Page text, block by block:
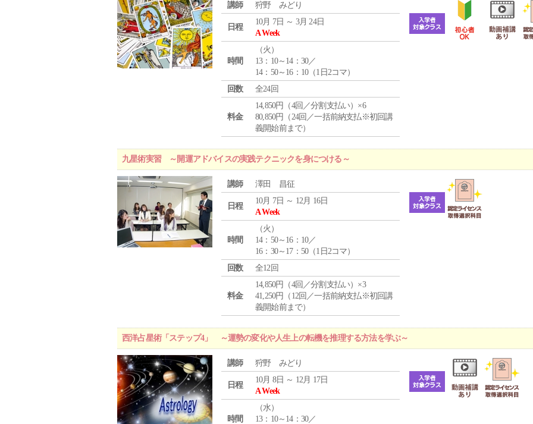
講師 狩野 みどり
日程
10月 7日 ～ 3月 24日
A Week
時間
（火 ）
13：10～14：30／
14：50～16：10（1日2コマ）
回数
全24回
料金
14,850円（4回／分割支払い）×6
80,850円（24回／一括前納支払※初回講
義開始前まで）
九星術実習 ～開運アドバイスの実践テクニックを身につける～
講師 澤田 昌征
日程
10月 7日 ～ 12月 16日
A Week
時間
（火 ）
14：50～16：10／
16：30～17：50（1日2コマ）
回数
全12回
料金
14,850円（4回／分割支払い）×3
41,250円（12回／一括前納支払※初回講
義開始前まで）
西洋占星術「ステップ4」 ～運勢の変化や人生上の転機を推理する方法を学ぶ～
講師 狩野 みどり
日程
10月 8日 ～ 12月 17日
A Week
時間
（水）
13：10～14：30／